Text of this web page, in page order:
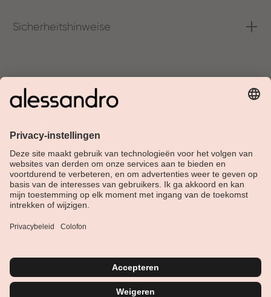
Sicherheitshinweise
Over Alessandro
Shop
Nederlands